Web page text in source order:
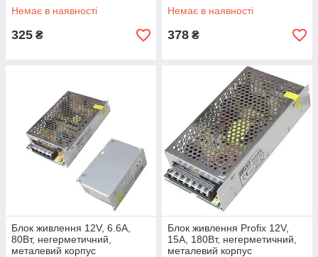
Немає в наявності
325 ₴
Немає в наявності
378 ₴
Блок живлення 12V, 6.6A,
80Вт, негерметичний,
металевий корпус
Блок живлення Profix 12V,
15A, 180Вт, негерметичний,
металевий корпус